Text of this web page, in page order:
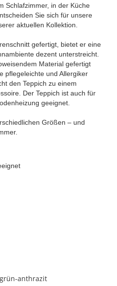
Schlafzimmer, in der Küche
Sie sich für unsere
aktuellen Kollektion.
gefertigt, bietet er eine
dezent unterstreicht.
Material gefertigt
pflegeleichte und Allergiker
den Teppich zu einem
Der Teppich ist auch für
geeignet.
Größen – und
anthrazit